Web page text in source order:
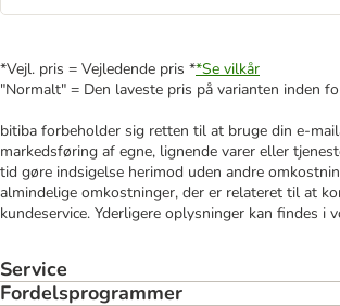
*Vejl. pris = Vejledende pris **Se vilkår
"Normalt" = Den laveste pris på varianten inden
bitiba forbeholder sig retten til at bruge din e-
markedsføring af egne, lignende varer eller
tid gøre indsigelse herimod uden andre
almindelige omkostninger, der er relateret til at
kundeservice. Yderligere oplysninger kan findes i
Service
Fordelsprogrammer